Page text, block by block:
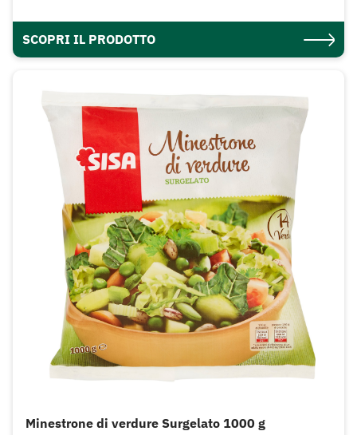
SCOPRI IL PRODOTTO
Minestrone di verdure Surgelato 1000 g